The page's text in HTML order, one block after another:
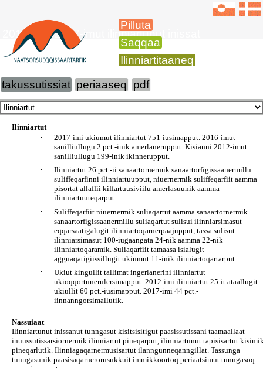
Pilluta
Saqqaa
Ilinniartitaaneq
2012-imiit 2017-imut ilinniartunut inissat
takussutissiat periaaseq pdf